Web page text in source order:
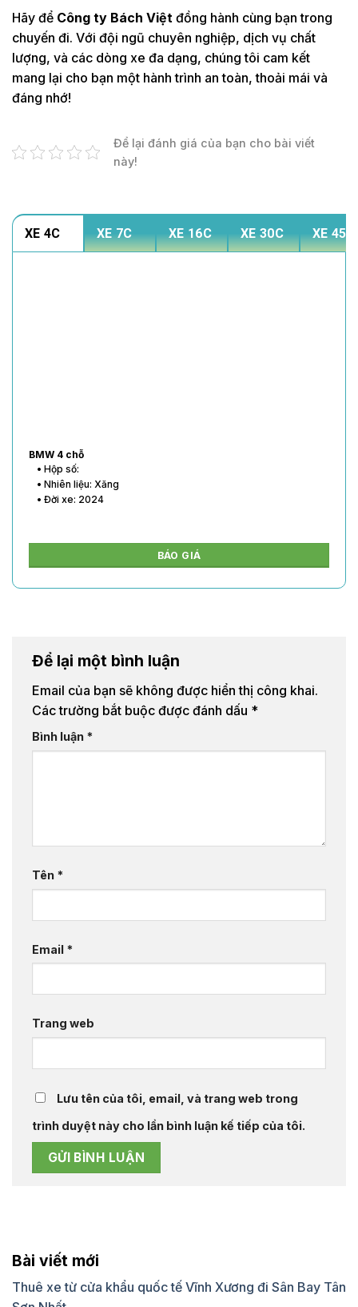
Hãy để Công ty Bách Việt đồng hành cùng bạn trong
chuyến đi. Với đội ngũ chuyên nghiệp, dịch vụ chất
lượng, và các dòng xe đa dạng, chúng tôi cam kết
mang lại cho bạn một hành trình an toàn, thoải mái và
đáng nhớ!
Để lại đánh giá của bạn cho bài viết
này!
XE 4C XE 7C XE 16C XE 30C XE 45C
BMW 4 chỗ
• Hộp số:
• Nhiên liệu: Xăng
• Đời xe: 2024
BÁO GIÁ
Để lại một bình luận
Email của bạn sẽ không được hiển thị công khai.
Các trường bắt buộc được đánh dấu *
Bình luận *
Tên *
Email *
Trang web
Lưu tên của tôi, email, và trang web trong
trình duyệt này cho lần bình luận kế tiếp của tôi.
Bài viết mới
Thuê xe từ cửa khẩu quốc tế Vĩnh Xương đi Sân Bay Tân